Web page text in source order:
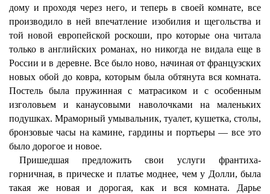
дому и проходя через него, и теперь в своей комнате, все
производило в ней впечатление изобилия и щегольства и
той новой европейской роскоши, про которые она читала
только в английских романах, но никогда не видала еще в
России и в деревне. Все было ново, начиная от французских
новых обой до ковра, которым была обтянута вся комната.
Постель была пружинная с матрасиком и с особенным
изголовьем и канаусовыми наволочками на маленьких
подушках. Мраморный умывальник, туалет, кушетка, столы,
бронзовые часы на камине, гардины и портьеры — все это
было дорогое и новое.
Пришедшая предложить свои услуги франтиха-
горничная, в прическе и платье моднее, чем у Долли, была
такая же новая и дорогая, как и вся комната. Дарье